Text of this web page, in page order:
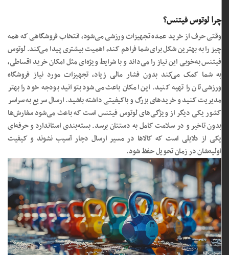
چرا لوتوس فیتنس؟
وقتی حرف از خرید عمده تجهیزات ورزشی می‌شود، انتخاب فروشگاهی که همه
چیز را به بهترین شکل برای شما فراهم کند، اهمیت بیشتری پیدا می‌کند. لوتوس
فیتنس به‌خوبی این نیاز را می‌داند و با شرایط ویژه‌ای مثل امکان خرید اقساطی،
به شما کمک می‌کند بدون فشار مالی زیاد، تجهیزات مورد نیاز فروشگاه
ورزشی‌تان را تهیه کنید. این امکان باعث می‌شود بتوانید بودجه خود را بهتر
مدیریت کنید و خریدهای بزرگ و باکیفیتی داشته باشید. ارسال سریع به سراسر
کشور یکی دیگر از ویژگی‌های لوتوس فیتنس است که باعث می‌شود سفارش‌ها
بدون تاخیر و در سلامت کامل به دستتان برسد. بسته‌بندی استاندارد و حرفه‌ای
یکی از دلایلی است که کالاها در مسیر ارسال دچار آسیب نشوند و کیفیت
اولیه‌شان در زمان تحویل حفظ شود.